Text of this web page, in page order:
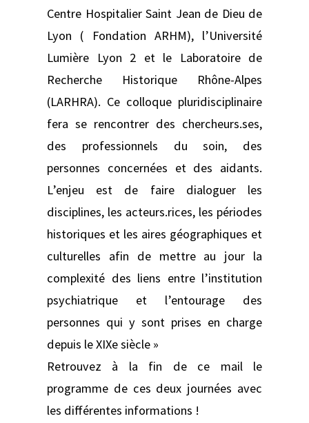
Centre Hospitalier Saint Jean de Dieu de
Lyon ( Fondation ARHM), l’Université
Lumière Lyon 2 et le Laboratoire de
Recherche Historique Rhône-Alpes
(LARHRA). Ce colloque pluridisciplinaire
fera se rencontrer des chercheurs.ses,
des professionnels du soin, des
personnes concernées et des aidants.
L’enjeu est de faire dialoguer les
disciplines, les acteurs.rices, les périodes
historiques et les aires géographiques et
culturelles afin de mettre au jour la
complexité des liens entre l’institution
psychiatrique et l’entourage des
personnes qui y sont prises en charge
depuis le XIXe siècle »
Retrouvez à la fin de ce mail le
programme de ces deux journées avec
les différentes informations !